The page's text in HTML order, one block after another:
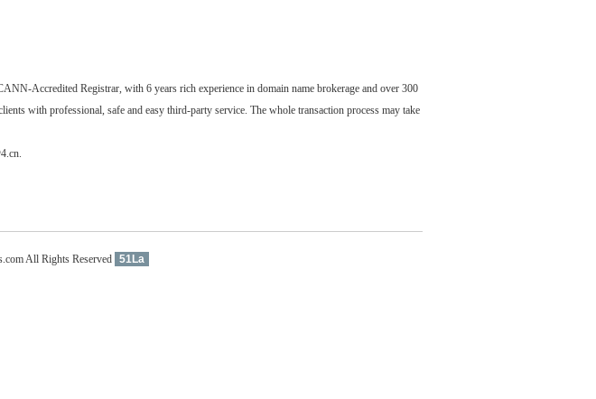
Accredited Registrar, with 6 years rich experience in domain name brokerage and over 300
with professional, safe and easy third-party service. The whole transaction process may take
All Rights Reserved 51La